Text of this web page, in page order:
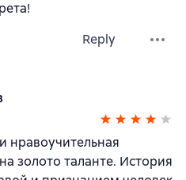
Reply
нравоучительная
золото таланте. История